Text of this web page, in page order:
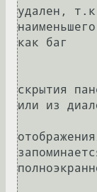
удален,
как баг
скрытия
или из